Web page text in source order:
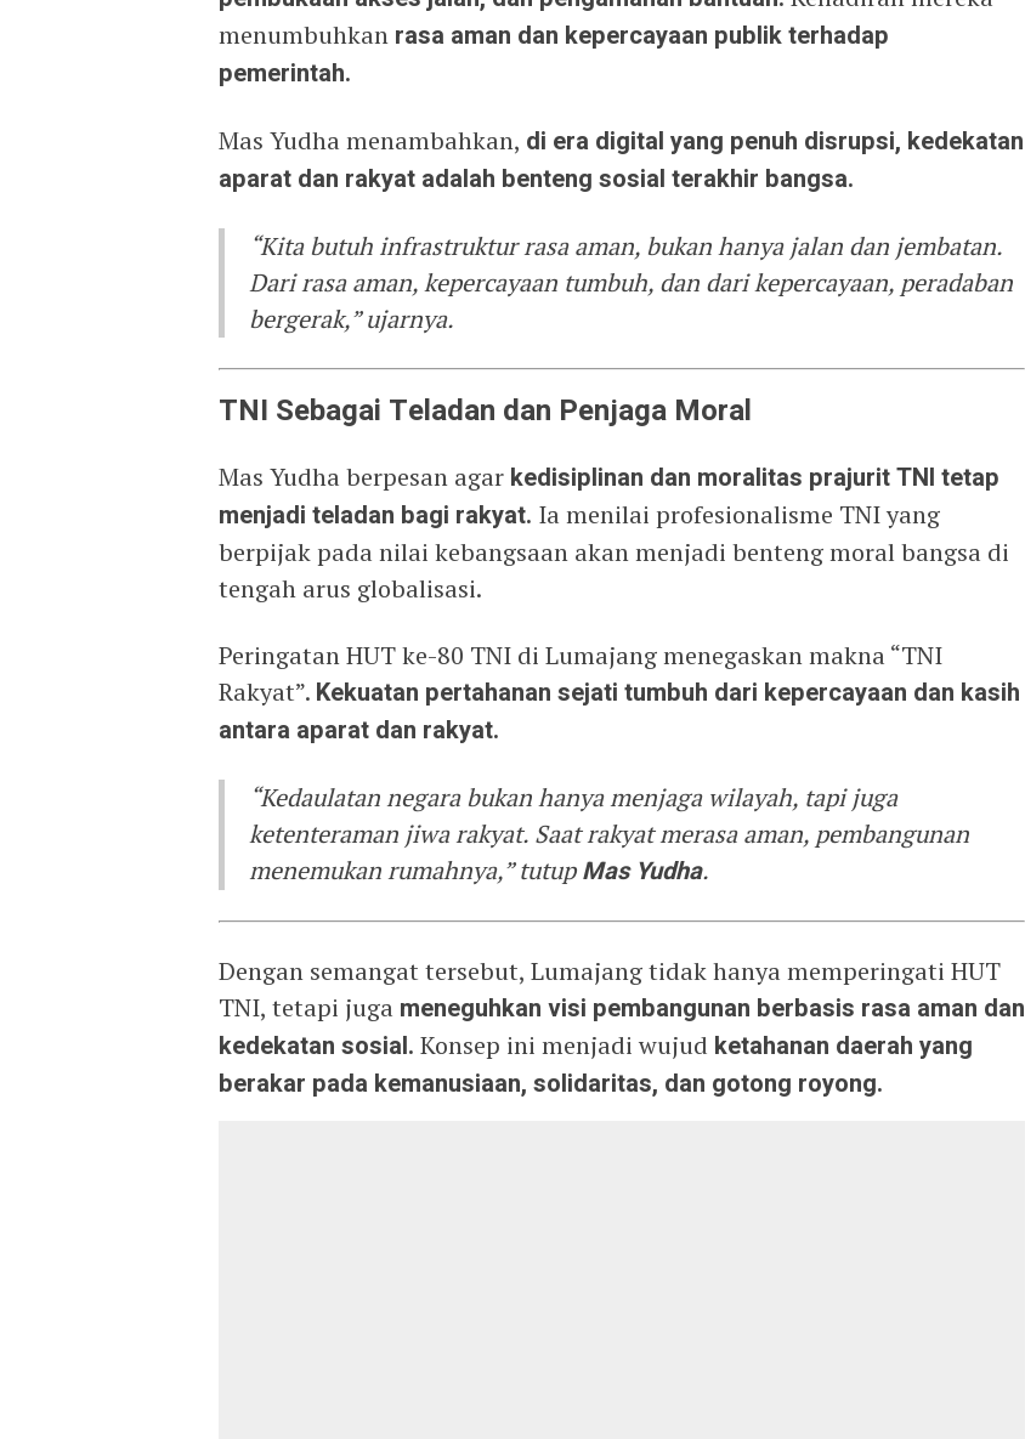
menumbuhkan rasa aman dan kepercayaan publik terhadap
pemerintah.
Mas Yudha menambahkan, di era digital yang penuh disrupsi, kedekatan
aparat dan rakyat adalah benteng sosial terakhir bangsa.
“Kita butuh infrastruktur rasa aman, bukan hanya jalan dan jembatan.
Dari rasa aman, kepercayaan tumbuh, dan dari kepercayaan, peradaban
bergerak,” ujarnya.
TNI Sebagai Teladan dan Penjaga Moral
Mas Yudha berpesan agar kedisiplinan dan moralitas prajurit TNI tetap
menjadi teladan bagi rakyat. Ia menilai profesionalisme TNI yang
berpijak pada nilai kebangsaan akan menjadi benteng moral bangsa di
tengah arus globalisasi.
Peringatan HUT ke-80 TNI di Lumajang menegaskan makna “TNI
Rakyat”. Kekuatan pertahanan sejati tumbuh dari kepercayaan dan kasih
antara aparat dan rakyat.
“Kedaulatan negara bukan hanya menjaga wilayah, tapi juga
ketenteraman jiwa rakyat. Saat rakyat merasa aman, pembangunan
menemukan rumahnya,” tutupMas Yudha.
Dengan semangat tersebut, Lumajang tidak hanya memperingati HUT
TNI, tetapi juga meneguhkan visi pembangunan berbasis rasa aman dan
kedekatan sosial. Konsep ini menjadi wujud ketahanan daerah yang
berakar pada kemanusiaan, solidaritas, dan gotong royong.